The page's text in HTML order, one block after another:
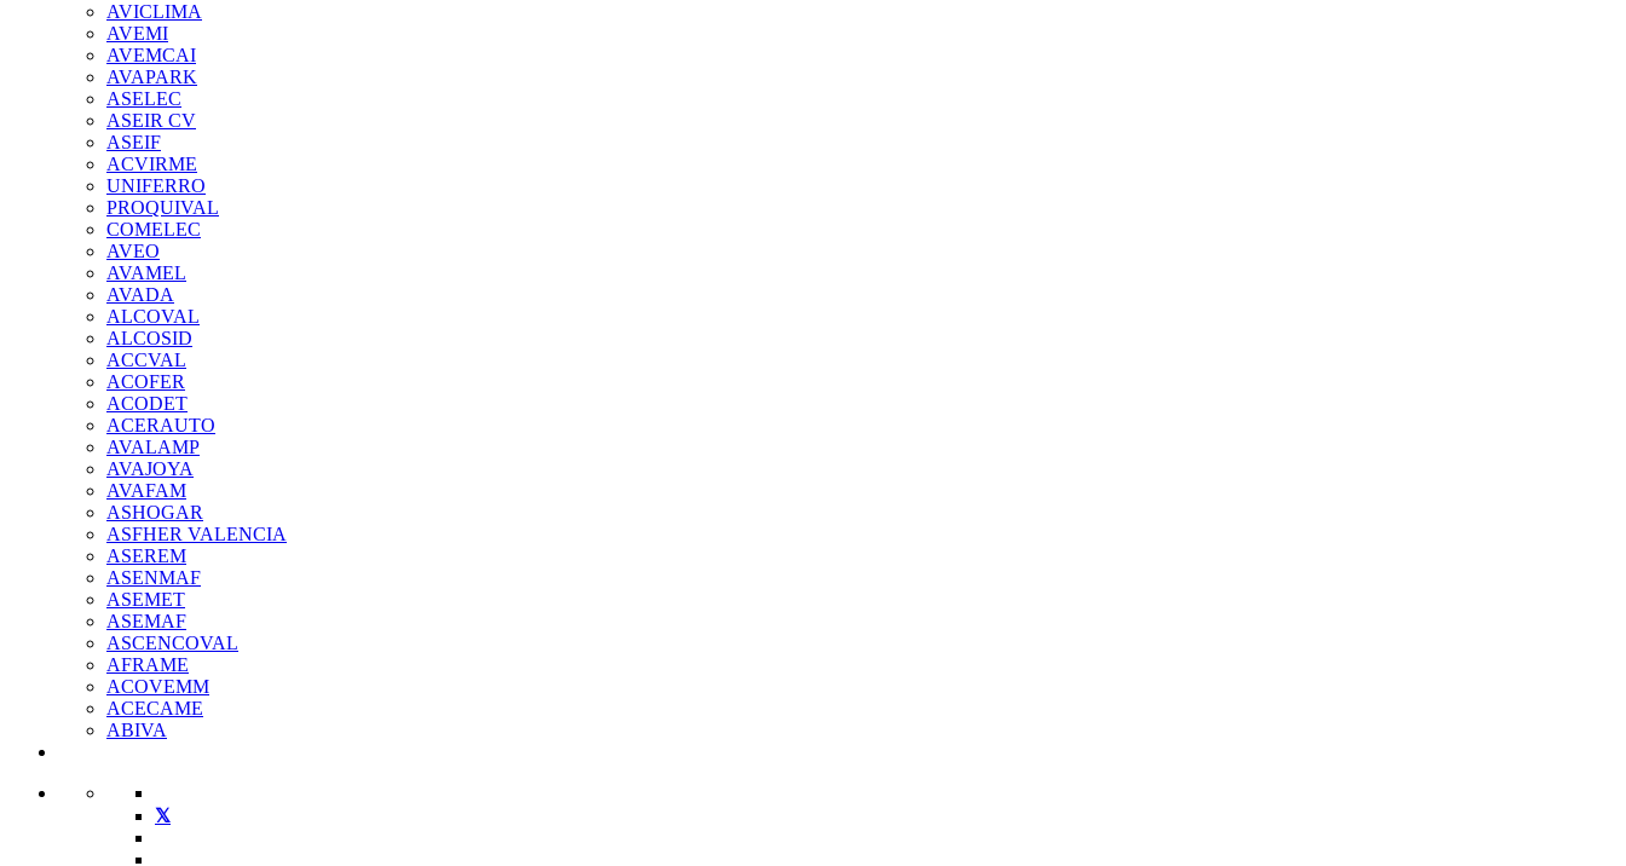
AVICLIMA
AVEMI
AVEMCAI
AVAPARK
ASELEC
ASEIR CV
ASEIF
ACVIRME
UNIFERRO
PROQUIVAL
COMELEC
AVEO
AVAMEL
AVADA
ALCOVAL
ALCOSID
ACCVAL
ACOFER
ACODET
ACERAUTO
AVALAMP
AVAJOYA
AVAFAM
ASHOGAR
ASFHER VALENCIA
ASEREM
ASENMAF
ASEMET
ASEMAF
ASCENCOVAL
AFRAME
ACOVEMM
ACECAME
ABIVA